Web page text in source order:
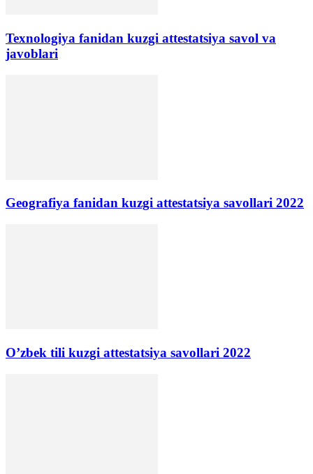
Texnologiya fanidan kuzgi attestatsiya savol va
javoblari
Geografiya fanidan kuzgi attestatsiya savollari 2022
O’zbek tili kuzgi attestatsiya savollari 2022